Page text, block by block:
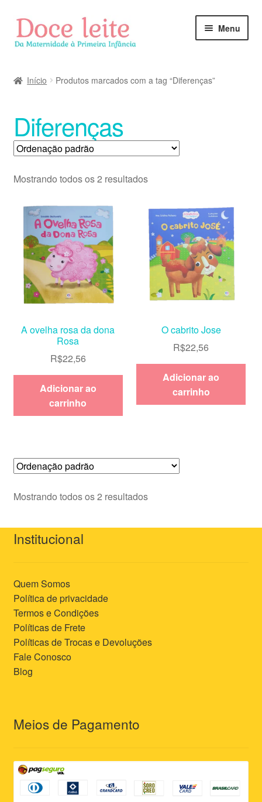
Pular
para
navegação
Pular
para
o
Menu
Início Produtos marcados com a tag “Diferenças”
Diferenças
Mostrando todos os 2 resultados
A ovelha rosa da dona
Rosa
R$22,56
Adicionar ao
carrinho
O cabrito Jose
R$22,56
Adicionar ao
carrinho
Mostrando todos os 2 resultados
Institucional
Quem Somos
Política de privacidade
Termos e Condições
Políticas de Frete
Políticas de Trocas e Devoluções
Fale Conosco
Blog
Meios de Pagamento